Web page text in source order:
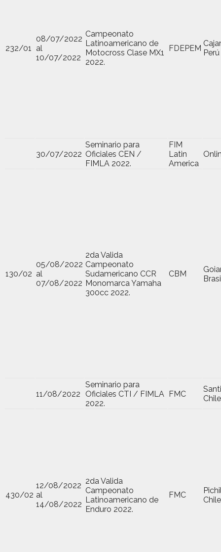
232/01
08/07/2022
al
10/07/2022
Campeonato
Latinoamericano de
Motocross Clase MX1
2022.
FDEPEM Perú
30/07/2022
Seminario para
Oficiales CEN /
FIMLA 2022.
FIM
Latin
America
130/02
05/08/2022
al
07/08/2022
2da Valida
Campeonato
Sudamericano CCR
Monomarca Yamaha
300cc 2022.
CBM
11/08/2022
Seminario para
Oficiales CTI / FIMLA
2022.
FMC
Chile
430/02
12/08/2022
al
14/08/2022
2da Valida
Campeonato
Latinoamericano de
Enduro 2022.
FMC
Chile